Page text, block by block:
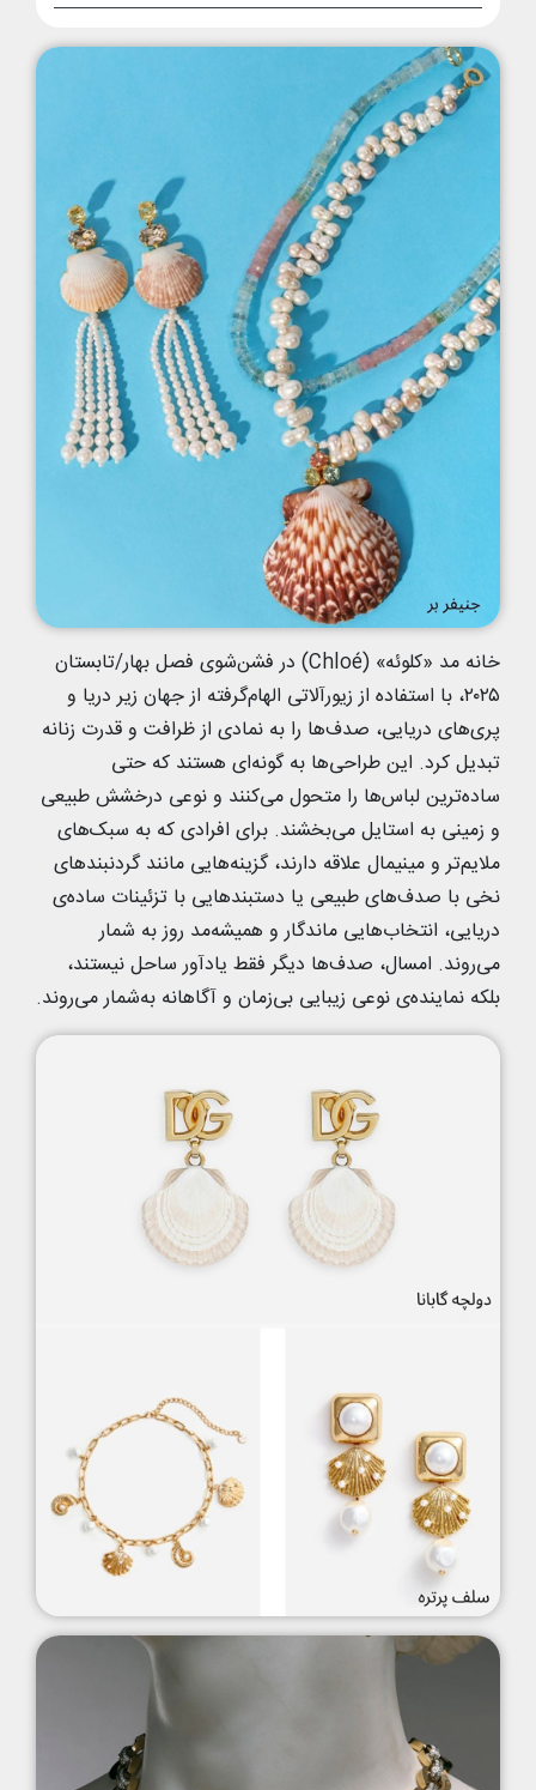
خانه مد «کلوئه» (Chloé) در فشن‌شوی فصل بهار/تابستان
۲۰۲۵، با استفاده از زیورآلاتی الهام‌گرفته از جهان زیر دریا و
پری‌های دریایی، صدف‌ها را به نمادی از ظرافت و قدرت زنانه
تبدیل کرد. این طراحی‌ها به گونه‌ای هستند که حتی
ساده‌ترین لباس‌ها را متحول می‌کنند و نوعی درخشش طبیعی
و زمینی به استایل می‌بخشند. برای افرادی که به سبک‌های
ملایم‌تر و مینیمال علاقه دارند، گزینه‌هایی مانند گردنبندهای
نخی با صدف‌های طبیعی یا دستبندهایی با تزئینات ساده‌ی
دریایی، انتخاب‌هایی ماندگار و همیشه‌مد روز به شمار
می‌روند. امسال، صدف‌ها دیگر فقط یادآور ساحل نیستند،
بلکه نماینده‌ی نوعی زیبایی بی‌زمان و آگاهانه‌ به‌شمار می‌روند.